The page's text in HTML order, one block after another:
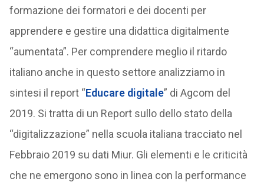
formazione dei formatori e dei docenti per
apprendere e gestire una didattica digitalmente
“aumentata”. Per comprendere meglio il ritardo
italiano anche in questo settore analizziamo in
sintesi il report “Educare digitale” di Agcom del
2019. Si tratta di un Report sullo dello stato della
“digitalizzazione” nella scuola italiana tracciato nel
Febbraio 2019 su dati Miur. Gli elementi e le criticità
che ne emergono sono in linea con la performance